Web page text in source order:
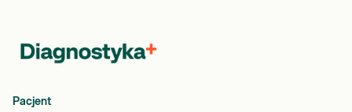
Pacjent